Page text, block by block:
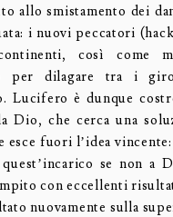
allo smistamento dei
i nuovi peccatori
così come
per dilagare tra i
Lucifero è dunque
Dio, che cerca una
esce fuori l’idea
se non a
con eccellenti
nuovamente sulla